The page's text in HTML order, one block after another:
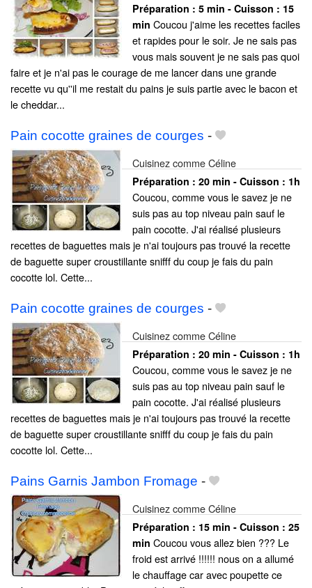
Préparation : 5 min - Cuisson : 15
min Coucou j'aime les recettes faciles
et rapides pour le soir. Je ne sais pas
vous mais souvent je ne sais pas quoi
faire et je n'ai pas le courage de me lancer dans une grande
recette vu qu''il me restait du pains je suis partie avec le bacon et
le cheddar...
Pain cocotte graines de courges -
Cuisinez comme Céline
Préparation : 20 min - Cuisson : 1h
Coucou, comme vous le savez je ne
suis pas au top niveau pain sauf le
pain cocotte. J'ai réalisé plusieurs
recettes de baguettes mais je n'ai toujours pas trouvé la recette
de baguette super croustillante snifff du coup je fais du pain
cocotte lol. Cette...
Pain cocotte graines de courges -
Cuisinez comme Céline
Préparation : 20 min - Cuisson : 1h
Coucou, comme vous le savez je ne
suis pas au top niveau pain sauf le
pain cocotte. J'ai réalisé plusieurs
recettes de baguettes mais je n'ai toujours pas trouvé la recette
de baguette super croustillante snifff du coup je fais du pain
cocotte lol. Cette...
Pains Garnis Jambon Fromage -
Cuisinez comme Céline
Préparation : 15 min - Cuisson : 25
min Coucou vous allez bien ??? Le
froid est arrivé !!!!!! nous on a allumé
le chauffage car avec poupette ce